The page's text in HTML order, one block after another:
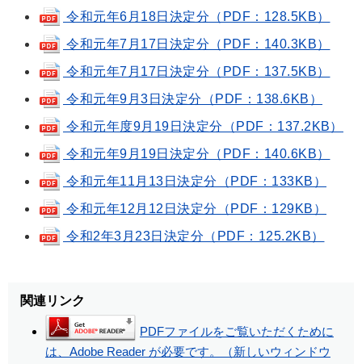
令和元年6月18日決定分（PDF：128.5KB）
令和元年7月17日決定分（PDF：140.3KB）
令和元年7月17日決定分（PDF：137.5KB）
令和元年9月3日決定分（PDF：138.6KB）
令和元年度9月19日決定分（PDF：137.2KB）
令和元年9月19日決定分（PDF：140.6KB）
令和元年11月13日決定分（PDF：133KB）
令和元年12月12日決定分（PDF：129KB）
令和2年3月23日決定分（PDF：125.2KB）
関連リンク
PDFファイルをご覧いただくために
は、Adobe Reader が必要です。（新しいウィンドウ